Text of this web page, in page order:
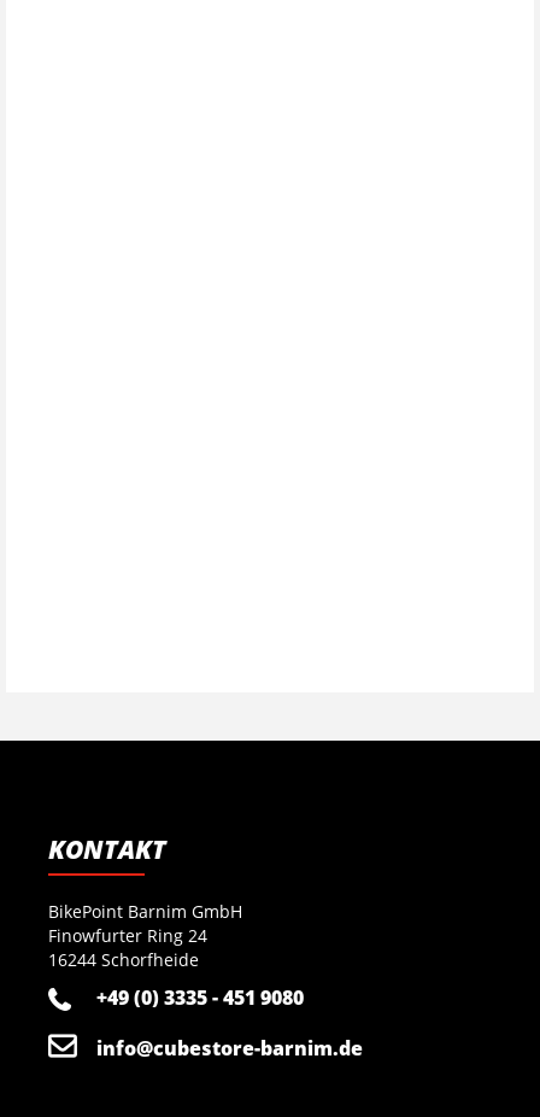
KONTAKT
BikePoint Barnim GmbH
Finowfurter Ring 24
16244 Schorfheide
+49 (0) 3335 - 451 9080
info@cubestore-barnim.de